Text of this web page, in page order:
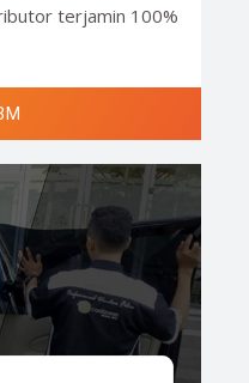
terjamin 100%